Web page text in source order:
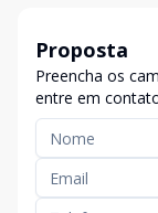
Proposta
Preencha os
entre em